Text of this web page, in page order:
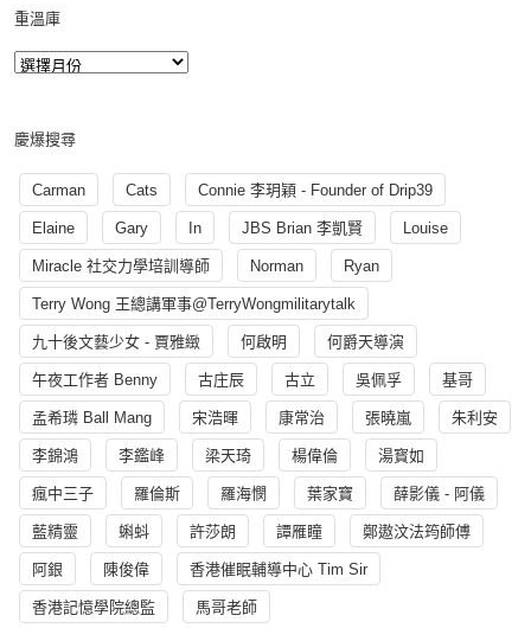
重溫庫
慶爆搜尋
Carman Cats Connie 李玥穎 - Founder of Drip39
Elaine Gary In JBS Brian 李凱賢 Louise
Miracle 社交力學培訓導師 Norman Ryan
Terry Wong 王總講軍事@TerryWongmilitarytalk
九十後文藝少女 - 賈雅緻 何啟明 何爵天導演
午夜工作者 Benny 古庄辰 古立 吳佩孚 基哥
孟希璘 Ball Mang 宋浩暉 康常治 張曉嵐 朱利安
李錦鴻 李鑑峰 梁天琦 楊偉倫 湯寳如
瘋中三子 羅倫斯 羅海憫 葉家寶 薛影儀 - 阿儀
藍精靈 蝌蚪 許莎朗 譚雁瞳 鄭遨汶法筠師傅
阿銀 陳俊偉 香港催眠輔導中心 Tim Sir
香港記憶學院總監 馬哥老師